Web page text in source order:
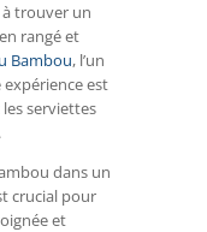
trouver un
rangé et
Bambou, l’un
expérience est
serviettes
dans un
crucial pour
et